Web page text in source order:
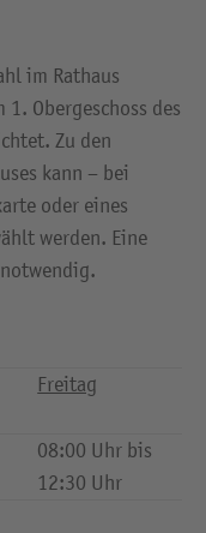
im Rathaus
Obergeschoss des
Zu den
kann – bei
oder eines
werden. Eine
Freitag
08:00 Uhr bis
12:30 Uhr